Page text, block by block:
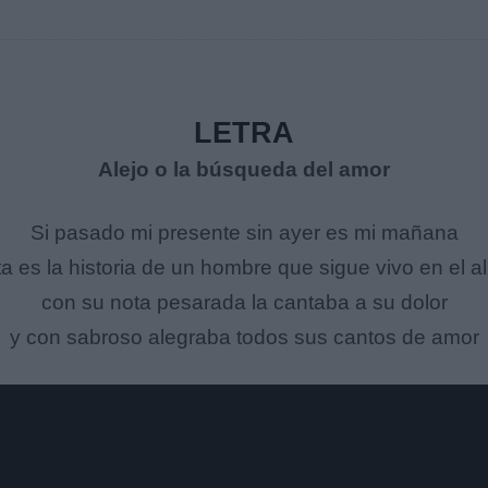
LETRA
Alejo o la búsqueda del amor
Si pasado mi presente sin ayer es mi mañana
es la historia de un hombre que sigue vivo en el
con su nota pesarada la cantaba a su dolor
y con sabroso alegraba todos sus cantos de amor